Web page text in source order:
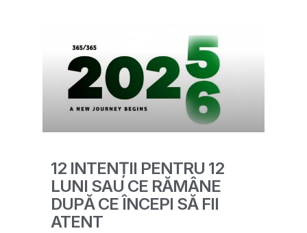
12 INTENȚII PENTRU 12
LUNI SAU CE RĂMÂNE
DUPĂ CE ÎNCEPI SĂ FII
ATENT